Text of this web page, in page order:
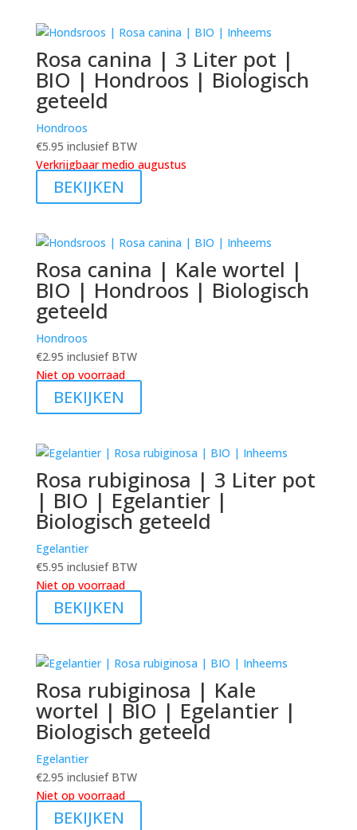
Rosa canina | 3 Liter pot |
BIO | Hondroos | Biologisch
geteeld
Hondroos
€5.95 inclusief BTW
Verkrijgbaar medio augustus
BEKIJKEN
Rosa canina | Kale wortel |
BIO | Hondroos | Biologisch
geteeld
Hondroos
€2.95 inclusief BTW
Niet op voorraad
BEKIJKEN
Rosa rubiginosa | 3 Liter pot
| BIO | Egelantier |
Biologisch geteeld
Egelantier
€5.95 inclusief BTW
Niet op voorraad
BEKIJKEN
Rosa rubiginosa | Kale
wortel | BIO | Egelantier |
Biologisch geteeld
Egelantier
€2.95 inclusief BTW
Niet op voorraad
BEKIJKEN